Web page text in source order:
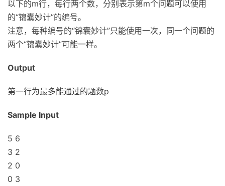
以下的m行，每行两个数，分别表示第m个问题可以使用
的“锦囊妙计”的编号。
注意，每种编号的“锦囊妙计”只能使用一次，同一个问题的
两个“锦囊妙计”可能一样。
Output
第一行为最多能通过的题数p
Sample Input
5 6
3 2
2 0
0 3